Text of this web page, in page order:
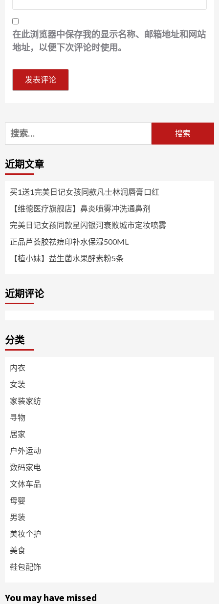
在此浏览器中保存我的显示名称、邮箱地址和网站
地址，以便下次评论时使用。
搜
索：
近期文章
买1送1完美日记女孩同款凡士林润唇膏口红
【维德医疗旗舰店】鼻炎喷雾冲洗通鼻剂
完美日记女孩同款星闪银河衰败城市定妆喷雾
正品芦荟胶祛痘印补水保湿500ML
【植小妹】益生菌水果酵素粉5条
近期评论
分类
内衣
女装
家装家纺
寻物
居家
户外运动
数码家电
文体车品
母婴
男装
美妆个护
美食
鞋包配饰
You may have missed